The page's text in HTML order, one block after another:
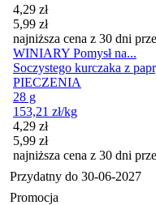
Cena promocyjna
4,29 zł
5,99 zł
najniższa cena z 30 dni
WINIARY Pomysł na...
Soczystego kurczaka z
PIECZENIA
28 g
153,21 zł/kg
Cena promocyjna
4,29 zł
5,99 zł
najniższa cena z 30 dni
Przydatny do 30-06-2027
Promocja